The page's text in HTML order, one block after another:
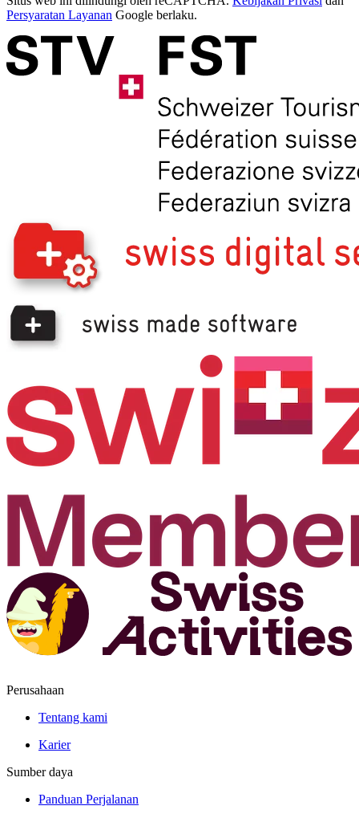
Persyaratan Layanan Google berlaku.
Perusahaan
Tentang kami
Karier
Sumber daya
Panduan Perjalanan